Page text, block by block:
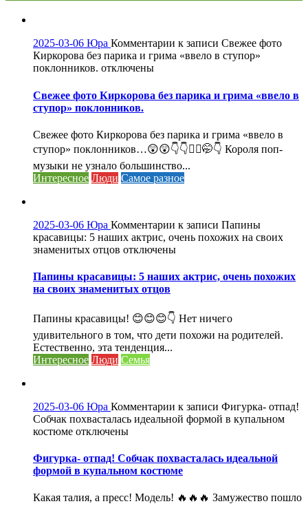
2025-03-06 Юра Комментарии к записи Свежее фото
Киркорова без парика и грима «ввело в ступор»
поклонников. отключены
Свежее фото Киркорова без парика и грима «ввело в
ступор» поклонников.
Свежее фото Киркорова без парика и грима «ввело в
ступор» поклонников…😲😲👇👇🤦‍♀️🤭👇 Короля поп-
музыки не узнало большинство...
Интересное Люди Самое разное
2025-03-06 Юра Комментарии к записи Папины
красавицы: 5 наших актрис, очень похожих на своих
знаменитых отцов отключены
Папины красавицы: 5 наших актрис, очень похожих
на своих знаменитых отцов
Папины красавицы! 😊😊😊👇 Нет ничего
удивительного в том, что дети похожи на родителей.
Естественно, эта тенденция...
Интересное Люди Семья
2025-03-06 Юра Комментарии к записи Фигурка- отпад!
Собчак похвасталась идеальной формой в купальном
костюме отключены
Фигурка- отпад! Собчак похвасталась идеальной
формой в купальном костюме
Какая талия, а пресс! Модель! 🔥🔥🔥 Замужество пошло